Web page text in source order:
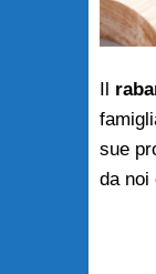
Il
sue
da noi